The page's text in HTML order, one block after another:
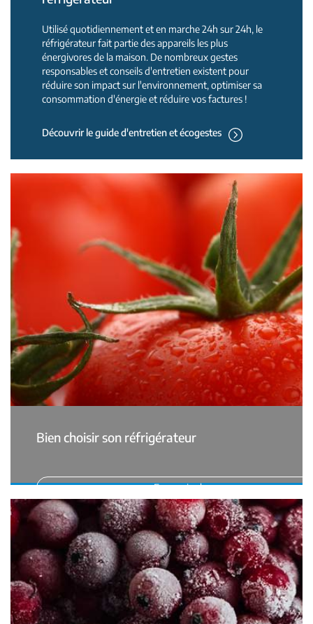
Utilisé quotidiennement et en marche 24h sur 24h, le
réfrigérateur fait partie des appareils les plus
énergivores de la maison. De nombreux gestes
responsables et conseils d'entretien existent pour
réduire son impact sur l'environnement, optimiser sa
consommation d'énergie et réduire vos factures !
Découvrir le guide d'entretien et écogestes
Bien choisir son réfrigérateur
En savoir plus